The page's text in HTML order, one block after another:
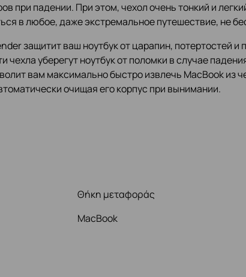
при падении. При этом, чехол очень тонкий и
в любое, даже экстремальное путешествие, не
защитит ваш ноутбук от царапин, потертостей
чехла уберегут ноутбук от поломки в случае
вам максимально быстро извлечь MacBook из
очищая его корпус при вынимании.
Θήκη μεταφοράς
MacBook